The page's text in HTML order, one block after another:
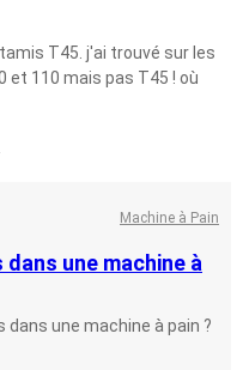
T45. j'ai trouvé sur les
et 110 mais pas T45 ! où
Machine à Pain
une machine à
une machine à pain ?